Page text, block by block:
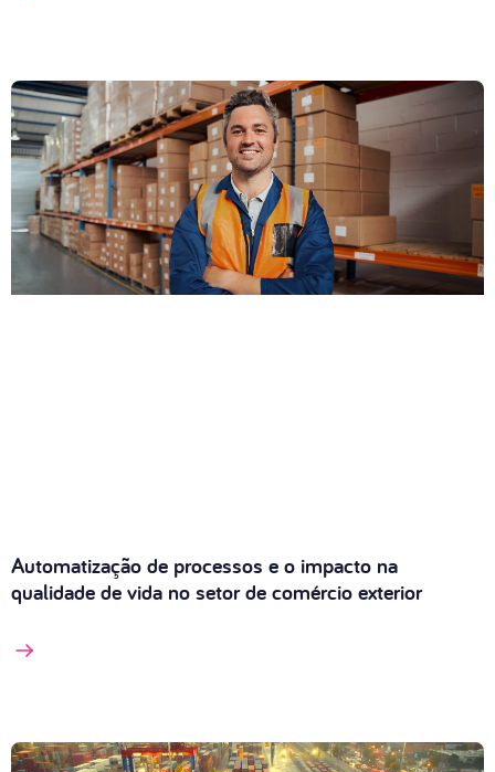
Automatização de processos e o impacto na
qualidade de vida no setor de comércio exterior